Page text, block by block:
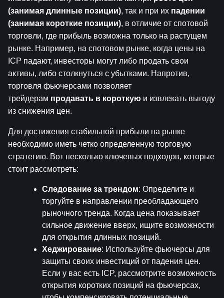
(занимая длинные позиции), так и при их падении
(занимая короткие позиции), в отличие от спотовой
торговли, где прибыль возможна только на растущем
рынке. Например, на спотовом рынке, когда цены на
ICP падают, инвесторы могут либо продать свои
активы, либо столкнуться с убытками. Напротив,
торговля фьючерсами позволяет
трейдерам продавать в короткую и извлекать выгоду
из снижения цен.
Для достижения стабильной прибыли на рынке
необходимо иметь четко определенную торговую
стратегию. Вот несколько ключевых подходов, которые
стоит рассмотреть:
Следование за трендом: Определите и
торгуйте в направлении преобладающего
рыночного тренда. Когда цена показывает
сильное движение вверх, ищите возможности
для открытия длинных позиций.
Хеджирование: Используйте фьючерсы для
защиты своих инвестиций от падения цен.
Если у вас есть ICP, рассмотрите возможность
открытия коротких позиций на фьючерсах,